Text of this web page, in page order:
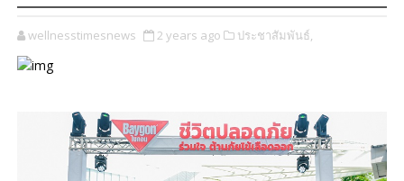
wellnesstimesnews 2 years ago ประชาสัมพันธ์,